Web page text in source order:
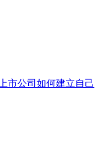
上市公司如何建立自己